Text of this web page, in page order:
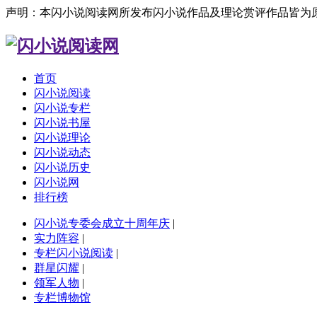
声明：本闪小说阅读网所发布闪小说作品及理论赏评作品皆
首页
闪小说阅读
闪小说专栏
闪小说书屋
闪小说理论
闪小说动态
闪小说历史
闪小说网
排行榜
闪小说专委会成立十周年庆 |
实力阵容 |
专栏闪小说阅读 |
群星闪耀 |
领军人物 |
专栏博物馆